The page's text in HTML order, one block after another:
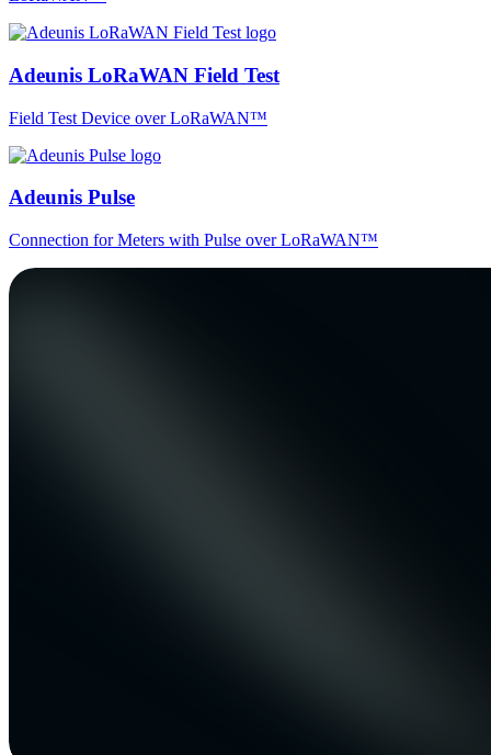
Adeunis LoRaWAN Field Test
Field Test Device over LoRaWAN™
Adeunis Pulse
Connection for Meters with Pulse over LoRaWAN™